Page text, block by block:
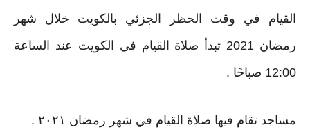
القيام في وقت الحظر الجزئي بالكويت خلال شهر
رمضان 2021 تبدأ صلاة القيام في الكويت عند الساعة
12:00 صباحًا .
مساجد تقام فيها صلاة القيام في شهر رمضان ٢٠٢١ .